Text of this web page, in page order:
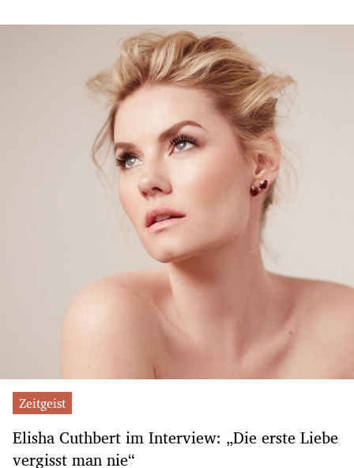
Zeitgeist
Elisha Cuthbert im Interview: „Die erste Liebe
vergisst man nie“